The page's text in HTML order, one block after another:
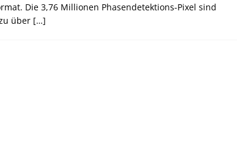
Die 3,76 Millionen Phasendetektions-Pixel sind
über […]